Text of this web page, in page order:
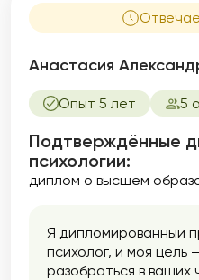
Анастасия
Опыт 5 лет 5
Подтверждённые
психологии:
диплом о высшем
Я дипломированный
психолог, и моя цель
разобраться в ваших